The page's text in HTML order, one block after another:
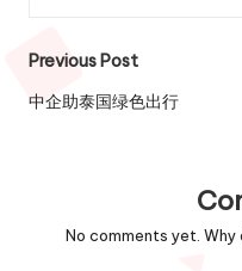
Post
navigation
Previous Post
中企助泰国绿色出行
No comments yet.